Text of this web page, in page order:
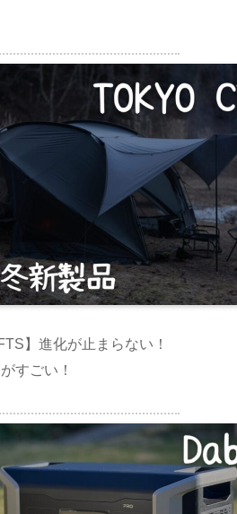
】進化が止まらない！
すごい！